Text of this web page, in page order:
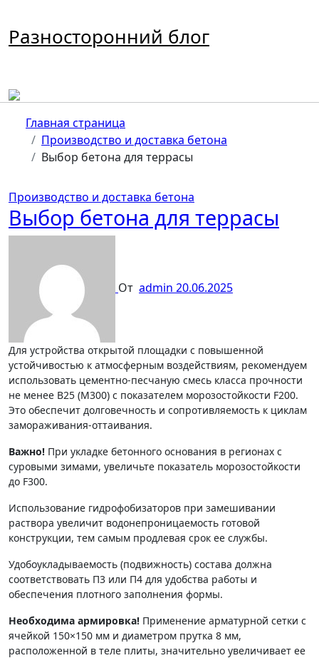
содержимому
Разносторонний блог
Главная страница
Производство и доставка бетона
Выбор бетона для террасы
Производство и доставка бетона
Выбор бетона для террасы
От admin 20.06.2025
Для устройства открытой площадки с повышенной
устойчивостью к атмосферным воздействиям, рекомендуем
использовать цементно-песчаную смесь класса прочности
не менее B25 (М300) с показателем морозостойкости F200.
Это обеспечит долговечность и сопротивляемость к циклам
замораживания-оттаивания.
Важно! При укладке бетонного основания в регионах с
суровыми зимами, увеличьте показатель морозостойкости
до F300.
Использование гидрофобизаторов при замешивании
раствора увеличит водонепроницаемость готовой
конструкции, тем самым продлевая срок ее службы.
Удобоукладываемость (подвижность) состава должна
соответствовать П3 или П4 для удобства работы и
обеспечения плотного заполнения формы.
Необходима армировка! Применение арматурной сетки с
ячейкой 150×150 мм и диаметром прутка 8 мм,
расположенной в теле плиты, значительно увеличивает ее